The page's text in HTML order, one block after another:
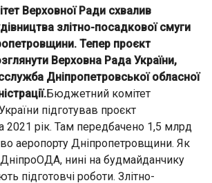
Верховної Ради схвалив
злітно-посадкової смуги
Тепер проєкт
Верховна Рада України,
Дніпропетровської обласної
Бюджетний комітет
підготував проєкт
рік. Там передбачено 1,5 млрд
аеропорту Дніпропетровщини. Як
нині на будмайданчику
підготовчі роботи. Злітно-